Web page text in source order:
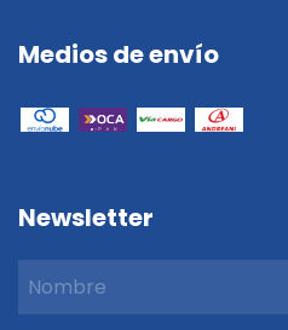
Medios de envío
Newsletter